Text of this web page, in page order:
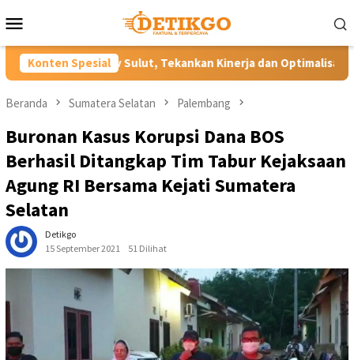
ke
Mobile
Konten Spesial
Tekankan Kinerja dan Optimalisasi Aset Daerah
Beranda Sumatera Selatan Palembang
Buronan Kasus Korupsi Dana BOS
Berhasil Ditangkap Tim Tabur Kejaksaan
Agung RI Bersama Kejati Sumatera
Selatan
Detikgo
15 September 2021
51 Dilihat